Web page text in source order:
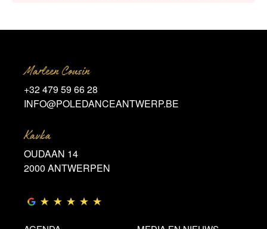
Marleen Cousin
+32 479 59 66 28
INFO@POLEDANCEANTWERP.BE
Kavka
OUDAAN 14
2000 ANTWERPEN